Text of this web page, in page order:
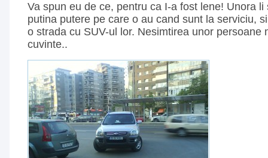
Va spun eu de ce, pentru ca I-a fost lene! Unora li
putina putere pe care o au cand sunt la serviciu,
o strada cu SUV-ul lor. Nesimtirea unor persoane
cuvinte..